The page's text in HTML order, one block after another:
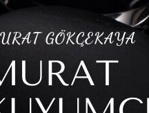
yenileniyor